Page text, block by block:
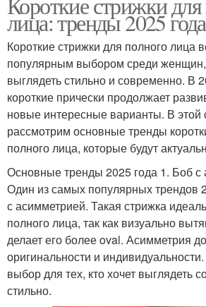
лица: тренды 2025 года
Короткие стрижки для полного лица
популярным выбором среди женщин,
выглядеть стильно и современно. В
короткие прически продолжает
новые интересные варианты. В этой
рассмотрим основные тренды
полного лица, которые будут
Основные тренды 2025 года 1. Боб с
Один из самых популярных трендов
с асимметрией. Такая стрижка
полного лица, так как визуально
делает его более oval. Асимметрия
оригинальности и
выбор для тех, кто хочет выглядеть
стильно.